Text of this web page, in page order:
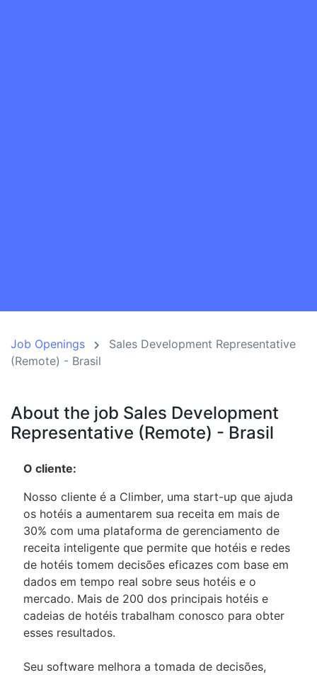
Job Openings
Sales Development Representative
(Remote) - Brasil
About the job Sales Development
Representative (Remote) - Brasil
O cliente:
Nosso cliente é a Climber, uma start-up que ajuda
os hotéis a aumentarem sua receita em mais de
30% com uma plataforma de gerenciamento de
receita inteligente que permite que hotéis e redes
de hotéis tomem decisões eficazes com base em
dados em tempo real sobre seus hotéis e o
mercado. Mais de 200 dos principais hotéis e
cadeias de hotéis trabalham conosco para obter
esses resultados.
Seu software melhora a tomada de decisões,